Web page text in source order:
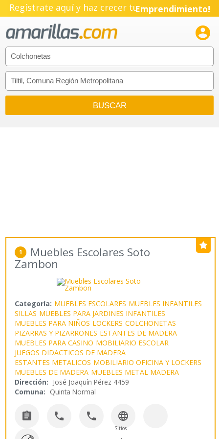
Regístrate aquí y haz crecer tuEmprendimiento!

1 Muebles Escolares Soto
Zambon
Categoría: MUEBLES ESCOLARES MUEBLES INFANTILES
SILLAS MUEBLES PARA JARDINES INFANTILES
MUEBLES PARA NIÑOS LOCKERS COLCHONETAS
PIZARRAS Y PIZARRONES ESTANTES DE MADERA
MUEBLES PARA CASINO MOBILIARIO ESCOLAR
JUEGOS DIDACTICOS DE MADERA
ESTANTES METALICOS MOBILIARIO OFICINA Y LOCKERS
MUEBLES DE MADERA MUEBLES METAL MADERA
Dirección: José Joaquín Pérez 4459
Comuna: Quinta Normal
   
Sitios